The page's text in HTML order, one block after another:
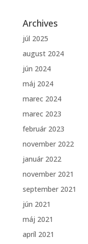
Archives
júl 2025
august 2024
jún 2024
máj 2024
marec 2024
marec 2023
február 2023
november 2022
január 2022
november 2021
september 2021
jún 2021
máj 2021
apríl 2021